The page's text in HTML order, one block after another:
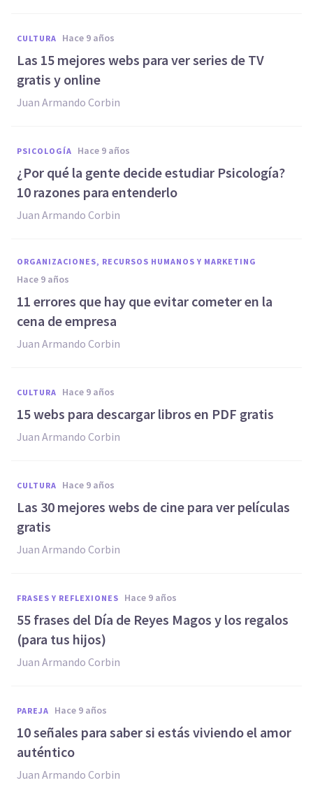
CULTURA hace 9 años
Las 15 mejores webs para ver series de TV
gratis y online
Juan Armando Corbin
PSICOLOGÍA hace 9 años
​¿Por qué la gente decide estudiar Psicología?
10 razones para entenderlo
Juan Armando Corbin
ORGANIZACIONES, RECURSOS HUMANOS Y MARKETING
hace 9 años
​11 errores que hay que evitar cometer en la
cena de empresa
Juan Armando Corbin
CULTURA hace 9 años
​15 webs para descargar libros en PDF gratis
Juan Armando Corbin
CULTURA hace 9 años
Las 30 mejores webs de cine para ver películas
gratis
Juan Armando Corbin
FRASES Y REFLEXIONES hace 9 años
​55 frases del Día de Reyes Magos y los regalos
(para tus hijos)
Juan Armando Corbin
PAREJA hace 9 años
​10 señales para saber si estás viviendo el amor
auténtico
Juan Armando Corbin